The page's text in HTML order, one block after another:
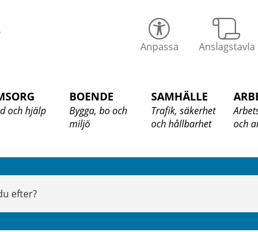
Anpassa Anslagstavla
och hjälp
BOENDE
Bygga, bo och
miljö
SAMHÄLLE
Trafik, säkerhet
och hållbarhet
och